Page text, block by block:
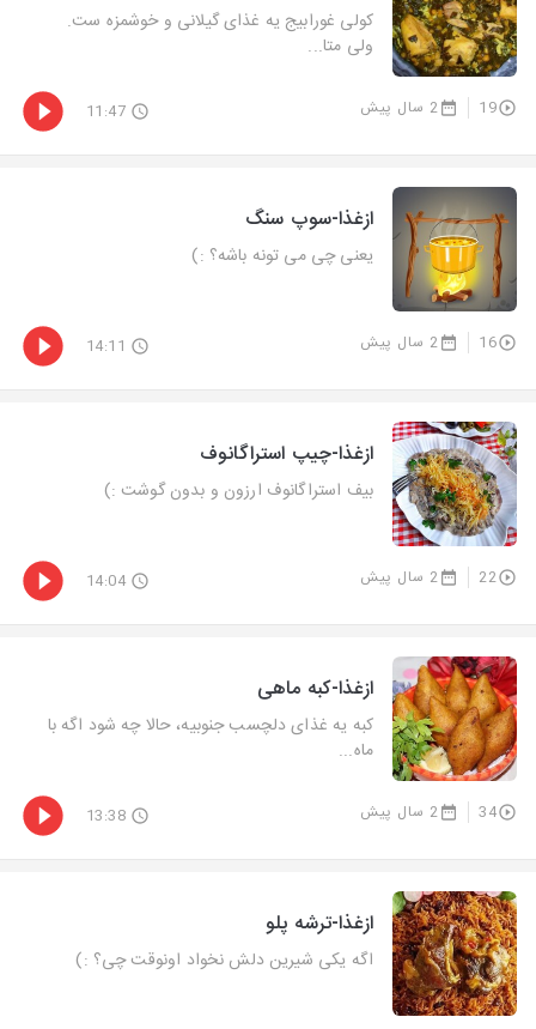
کولی غورابیج یه غذای گیلانی و خوشمزه ست.
ولی متا...
19 2 سال پیش 11:47
ازغذا-سوپ سنگ
یعنی چی می تونه باشه؟ :)
16 2 سال پیش 14:11
ازغذا-چیپ استراگانوف
بیف استراگانوف ارزون و بدون گوشت :)
22 2 سال پیش 14:04
ازغذا-کبه ماهی
کبه یه غذای دلچسب جنوبیه، حالا چه شود اگه با
ماه...
34 2 سال پیش 13:38
ازغذا-ترشه پلو
اگه یکی شیرین دلش نخواد اونوقت چی؟ :)